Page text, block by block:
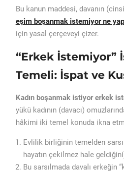
Bu kanun maddesi, davanın
eşim boşanmak istemiyor ne
için yasal çerçeveyi çizer.
“Erkek İstemiyor”
Temeli: İspat ve
Kadın boşanmak istiyor erkek
yükü kadının (davacı)
hâkimi iki temel konuda ikna
Evlilik birliğinin temelden
hayatın çekilmez hale
Bu sarsılmada davalı erkeğin